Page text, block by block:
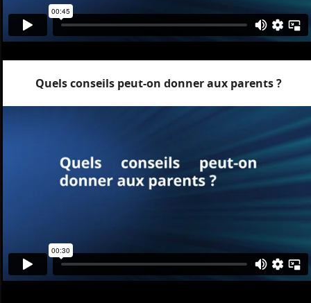
Quels conseils peut-on donner aux parents ?